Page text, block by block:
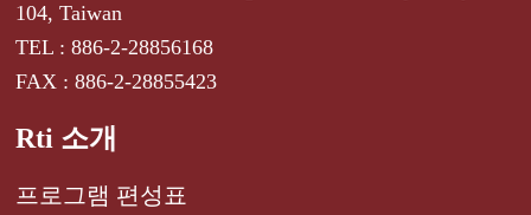
104, Taiwan
TEL : 886-2-28856168
FAX : 886-2-28855423
Rti 소개
프로그램 편성표